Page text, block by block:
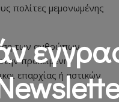
πολίτες μεμονωμένης
των ανθρώπων
προκειμένη
επαρχίας ή αστικών